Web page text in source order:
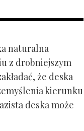
naturalna
z drobniejszym
że deska
kierunku
deska może